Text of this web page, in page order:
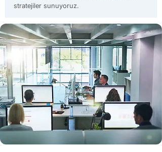
stratejiler sunuyoruz.